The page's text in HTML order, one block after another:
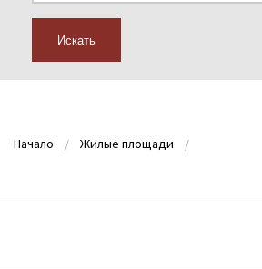
Искать
Начало Жилые площади